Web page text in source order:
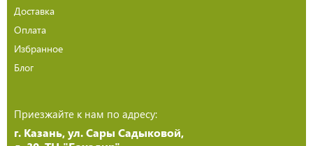
Доставка
Оплата
Избранное
Блог
Приезжайте к нам по адресу:
г. Казань, ул. Сары Садыковой,